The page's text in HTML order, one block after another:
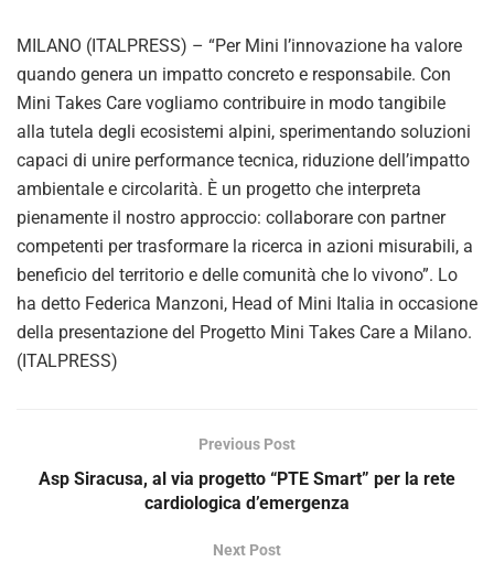
y
V
i
d
e
o
MILANO (ITALPRESS) – “Per Mini l’innovazione ha valore
quando genera un impatto concreto e responsabile. Con
Mini Takes Care vogliamo contribuire in modo tangibile
alla tutela degli ecosistemi alpini, sperimentando soluzioni
capaci di unire performance tecnica, riduzione dell’impatto
ambientale e circolarità. È un progetto che interpreta
pienamente il nostro approccio: collaborare con partner
competenti per trasformare la ricerca in azioni misurabili, a
beneficio del territorio e delle comunità che lo vivono”. Lo
ha detto Federica Manzoni, Head of Mini Italia in occasione
della presentazione del Progetto Mini Takes Care a Milano.
(ITALPRESS)
Previous Post
Asp Siracusa, al via progetto “PTE Smart” per la rete
cardiologica d’emergenza
Next Post